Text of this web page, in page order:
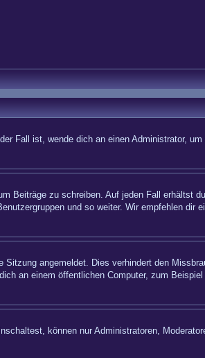
Fall ist, wende dich an einen Administrator,
Beiträge zu schreiben. Auf jeden Fall erhältst
und so weiter. Wir empfehlen dir
angemeldet. Dies verhindert den
an einem öffentlichen Computer, zum
können nur Administratoren,